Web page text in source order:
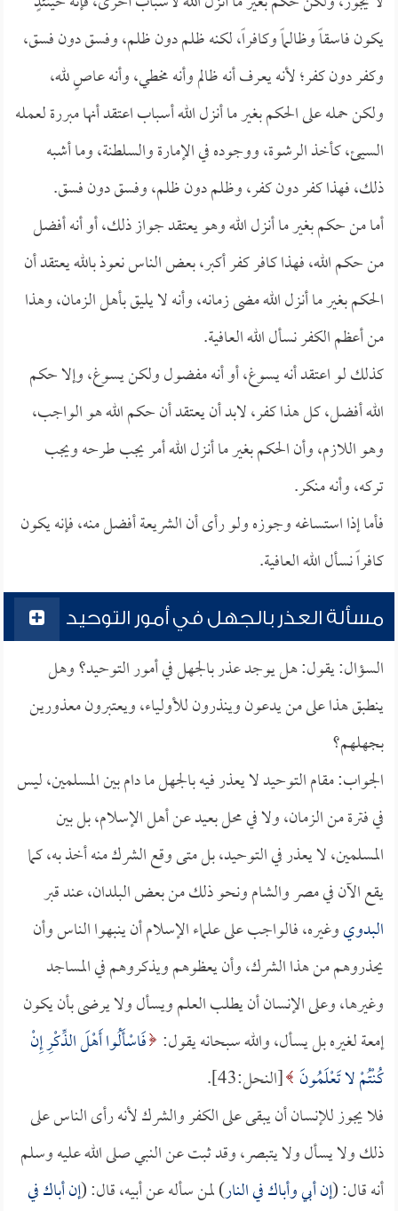
يكون فاسقاً وظالماً وكافراً، لكنه ظلم دون ظلم، وفسق دون فسق،
وكفر دون كفر؛ لأنه يعرف أنه ظالم وأنه مخطي، وأنه عاصٍ لله،
ولكن حمله على الحكم بغير ما أنزل الله أسباب اعتقد أنها مبررة لعمله
السيئ، كأخذ الرشوة، ووجوده في الإمارة والسلطنة، وما أشبه
ذلك، فهذا كفر دون كفر، وظلم دون ظلم، وفسق دون فسق.
أما من حكم بغير ما أنزل الله وهو يعتقد جواز ذلك، أو أنه أفضل
من حكم الله، فهذا كافر كفر أكبر، بعض الناس نعوذ بالله يعتقد أن
الحكم بغير ما أنزل الله مضى زمانه، وأنه لا يليق بأهل الزمان، وهذا
من أعظم الكفر نسأل الله العافية.
كذلك لو اعتقد أنه يسوغ، أو أنه مفضول ولكن يسوغ، وإلا حكم
الله أفضل، كل هذا كفر، لابد أن يعتقد أن حكم الله هو الواجب،
وهو اللازم، وأن الحكم بغير ما أنزل الله أمر يجب طرحه ويجب
تركه، وأنه منكر.
فأما إذا استساغه وجوزه ولو رأى أن الشريعة أفضل منه، فإنه يكون
كافراً نسأل الله العافية.
مسألة العذر بالجهل في أمور التوحيد
السؤال: يقول: هل يوجد عذر بالجهل في أمور التوحيد؟ وهل
ينطبق هذا على من يدعون وينذرون للأولياء، ويعتبرون معذورين
بجهلهم؟
الجواب: مقام التوحيد لا يعذر فيه بالجهل ما دام بين المسلمين، ليس
في فترة من الزمان، ولا في محل بعيد عن أهل الإسلام، بل بين
المسلمين، لا يعذر في التوحيد، بل متى وقع الشرك منه أخذ به، كما
يقع الآن في مصر والشام ونحو ذلك من بعض البلدان، عند قبر
البدويوغيره، فالواجب على علماء الإسلام أن ينبهوا الناس وأن
يحذروهم من هذا الشرك، وأن يعظوهم ويذكروهم في المساجد
وغيرها، وعلى الإنسان أن يطلب العلم ويسأل ولا يرضى بأن يكون
إمعة لغيره بل يسأل، والله سبحانه يقول: فَاسْأَلُوا أَهْلَ الذِّكْرِ إِنْ
كُنْتُمْ لا تَعْلَمُونَ [النحل:43].
فلا يجوز للإنسان أن يبقى على الكفر والشرك لأنه رأى الناس على
ذلك ولا يسأل ولا يتبصر، وقد ثبت عن النبي صلى الله عليه وسلم
أنه قال: (إن أبي وأباك في النار) لمن سأله عن أبيه، قال: (إن أباك في